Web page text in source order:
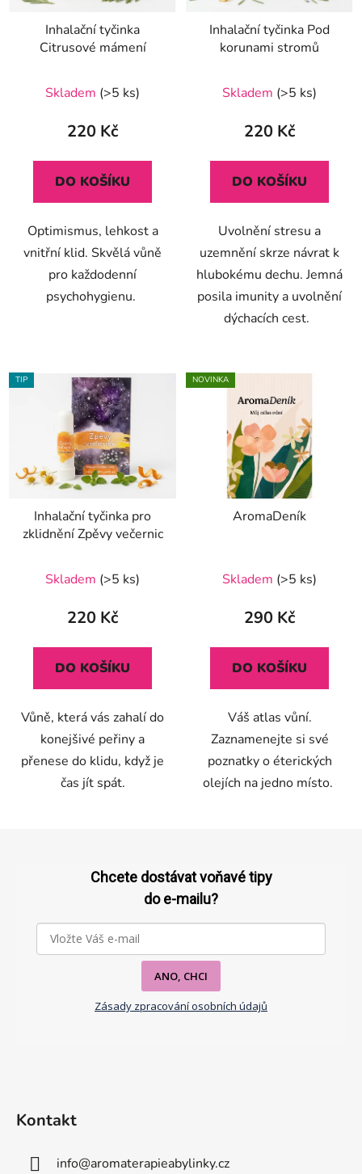
Inhalační tyčinka
Citrusové mámení
hodnocení
produktu
5,0
z
hvězdiček.
Skladem (>5 ks)
220 Kč
DO KOŠÍKU
Optimismus, lehkost a
vnitřní klid. Skvělá vůně
pro každodenní
psychohygienu.
Inhalační tyčinka Pod
korunami stromů
Skladem (>5 ks)
220 Kč
DO KOŠÍKU
Uvolnění stresu a
uzemnění skrze návrat k
hlubokému dechu. Jemná
posila imunity a uvolnění
dýchacích cest.
TIP
Inhalační tyčinka pro
zklidnění Zpěvy večernic
Skladem (>5 ks)
220 Kč
DO KOŠÍKU
Vůně, která vás zahalí do
konejšivé peřiny a
přenese do klidu, když je
čas jít spát.
NOVINKA
AromaDeník
hodnocení
produktu
5,0
z
hvězdiček.
Skladem (>5 ks)
290 Kč
DO KOŠÍKU
Váš atlas vůní.
Zaznamenejte si své
poznatky o éterických
olejích na jedno místo.
Chcete dostávat voňavé tipy
do e-mailu?
ANO, CHCI
Zásady zpracování osobních údajů
Kontakt
info@aromaterapieabylinky.cz